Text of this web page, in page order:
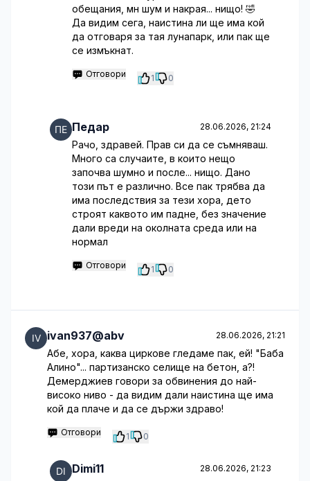
обещания, мн шум и накрая... нищо! 🤣
Да видим сега, наистина ли ще има кой
да отговаря за тая лунапарк, или пак ще
се измъкнат.
Отговори 1 0
Педар 28.06.2026, 21:24
Рачо, здравей. Прав си да се съмняваш.
Много са случаите, в които нещо
започва шумно и после... нищо. Дано
този път е различно. Все пак трябва да
има последствия за тези хора, дето
строят каквото им падне, без значение
дали вреди на околната среда или на
нормал
Отговори 1 0
ivan937@abv 28.06.2026, 21:21
Абе, хора, каква циркове гледаме пак, ей! "Баба
Алино"... партизанско селище на бетон, а?!
Демерджиев говори за обвинения до най-
високо ниво - да видим дали наистина ще има
кой да плаче и да се държи здраво!
Отговори 1 0
Dimi11 28.06.2026, 21:23